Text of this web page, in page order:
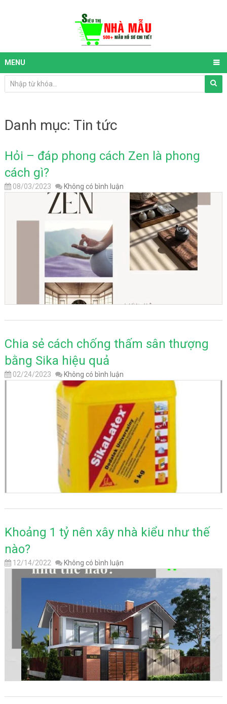
MENU
Danh mục: Tin tức
Hỏi – đáp phong cách Zen là phong
cách gì?
08/03/2023 Không có bình luận
Chia sẻ cách chống thấm sân thượng
bằng Sika hiệu quả
02/24/2023 Không có bình luận
Khoảng 1 tỷ nên xây nhà kiểu như thế
nào?
12/14/2022 Không có bình luận